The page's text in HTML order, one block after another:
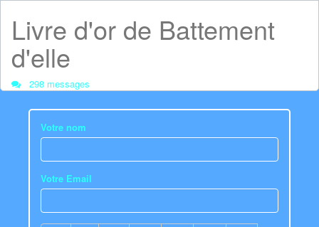
Livre d'or de Battement
d'elle
298 messages
Votre nom
Votre Email